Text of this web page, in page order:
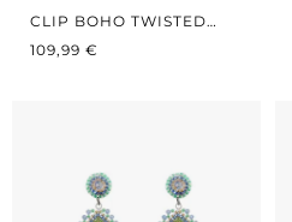
CLIP BOHO TWISTED
CIRCLES LIGHT
REGULÄRER PREIS:
109,99 €